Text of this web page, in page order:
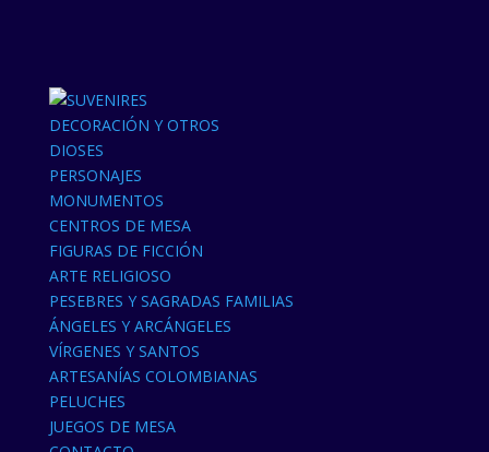
DECORACIÓN Y OTROS
DIOSES
PERSONAJES
MONUMENTOS
CENTROS DE MESA
FIGURAS DE FICCIÓN
ARTE RELIGIOSO
PESEBRES Y SAGRADAS FAMILIAS
ÁNGELES Y ARCÁNGELES
VÍRGENES Y SANTOS
ARTESANÍAS COLOMBIANAS
PELUCHES
JUEGOS DE MESA